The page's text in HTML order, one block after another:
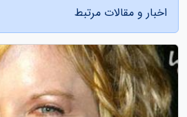
اخبار و مقالات مرتبط